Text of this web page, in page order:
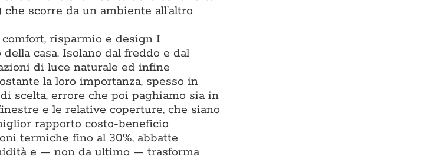
scorre da un ambiente all’altro
risparmio e design I
casa. Isolano dal freddo e dal
di luce naturale ed infine
la loro importanza, spesso in
scelta, errore che poi paghiamo sia in
e le relative coperture, che siano
rapporto costo-beneficio
termiche fino al 30%, abbatte
e — non da ultimo — trasforma